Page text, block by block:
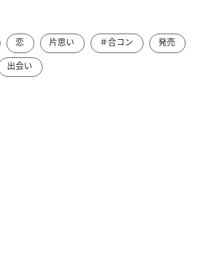
恋 片思い ＃合コン
発売
出会い